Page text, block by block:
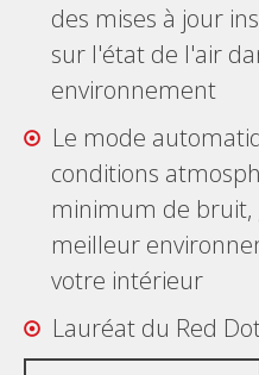
des mises à jour
sur l'état de l'air
environnement
Le mode
conditions
minimum de bruit,
meilleur
votre intérieur
Lauréat du Red